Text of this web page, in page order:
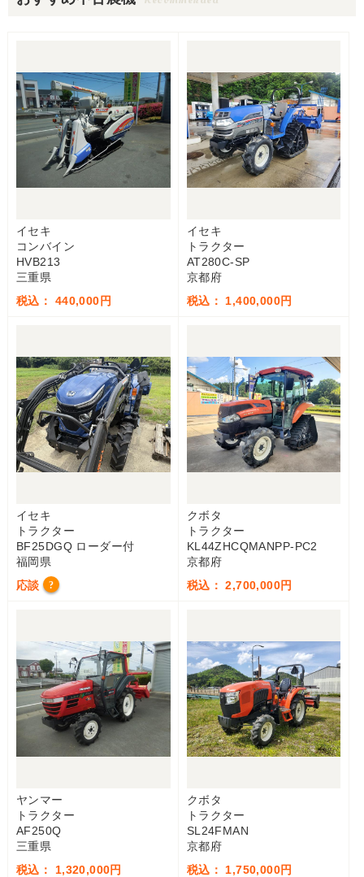
イセキ
コンバイン
HVB213
三重県
税込： 440,000円
イセキ
トラクター
AT280C-SP
京都府
税込： 1,400,000円
イセキ
トラクター
BF25DGQ ローダー付
福岡県
応談
?
クボタ
トラクター
KL44ZHCQMANPP-PC2
京都府
税込： 2,700,000円
ヤンマー
トラクター
AF250Q
三重県
税込： 1,320,000円
クボタ
トラクター
SL24FMAN
京都府
税込： 1,750,000円